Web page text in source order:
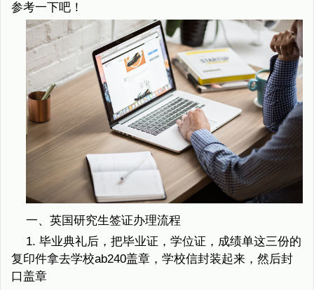
参考一下吧！
一、英国研究生签证办理流程
1. 毕业典礼后，把毕业证，学位证，成绩单这三份的
复印件拿去学校ab240盖章，学校信封装起来，然后封
口盖章